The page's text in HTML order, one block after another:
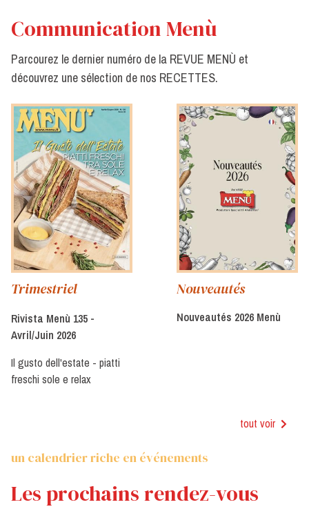
Communication Menù
Parcourez le dernier numéro de la REVUE MENÙ et
découvrez une sélection de nos RECETTES.
Trimestriel
Rivista Menù 135 -
Avril/Juin 2026
Il gusto dell'estate - piatti
freschi sole e relax
Nouveautés
Nouveautés 2026 Menù
tout voir
un calendrier riche en événements
Les prochains rendez-vous